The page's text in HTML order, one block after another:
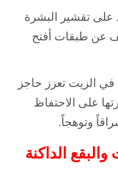
تقشير البشرة
عن طبقات أفتح
في الزيت تعزز حاجز
على الاحتفاظ
وتوهجاً.
الداكنة